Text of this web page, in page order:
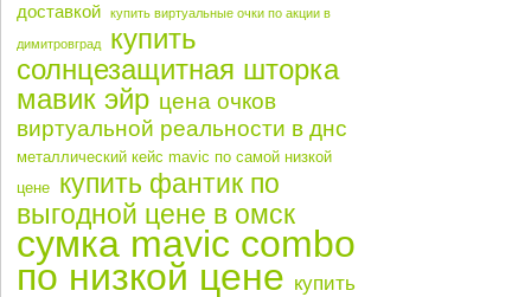
доставкой
купить виртуальные очки по акции в
димитровград
купить
солнцезащитная шторка
мавик эйр цена очков
виртуальной реальности в днс
металлический кейс mavic по самой низкой
цене купить фантик по
выгодной цене в омск
сумка mavic combo
по низкой цене купить